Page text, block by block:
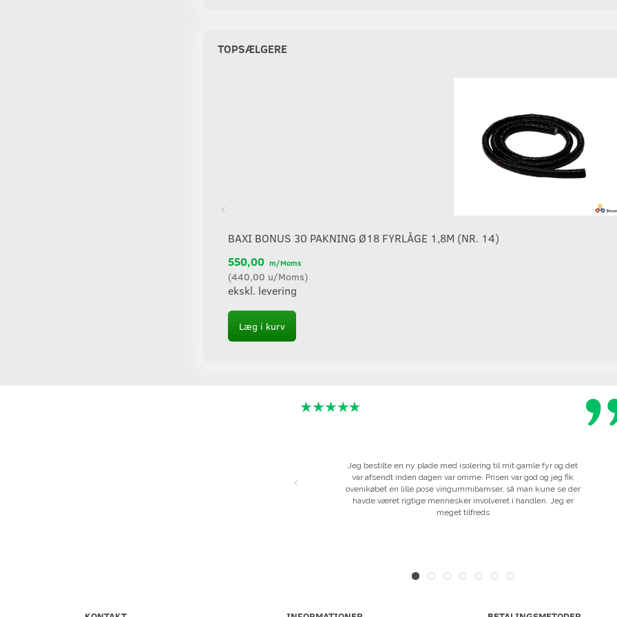
TOPSÆLGERE
BAXI BONUS 30 PAKNING Ø18 FYRLÅGE 1,8M (NR. 14)
550,00 m/Moms
(440,00 u/Moms)
ekskl. levering
Læg i kurv
Jeg bestilte en ny plade med isolering til mit gamle fyr og det
var afsendt inden dagen var omme. Prisen var god og jeg fik
ovenikøbet en lille pose vingummibamser, så man kune se der
havde været rigtige mennesker involveret i handlen. Jeg er
meget tilfreds